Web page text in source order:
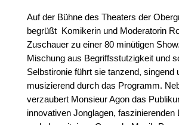
Auf der Bühne des Theaters der
begrüßt Komikerin und Moderatorin
Zuschauer zu einer 80 minütigen
Mischung aus Begriffsstutzigkeit und
Selbstironie führt sie tanzend, singend
musizierend durch das Programm.
verzaubert Monsieur Agon das
innovativen Jonglagen, faszinierenden